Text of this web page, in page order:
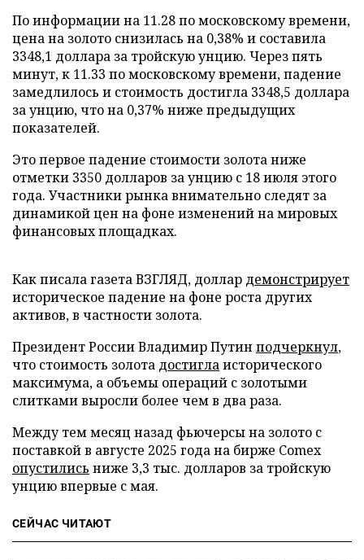
По информации на 11.28 по московскому времени,
цена на золото снизилась на 0,38% и составила
3348,1 доллара за тройскую унцию. Через пять
минут, к 11.33 по московскому времени, падение
замедлилось и стоимость достигла 3348,5 доллара
за унцию, что на 0,37% ниже предыдущих
показателей.
Это первое падение стоимости золота ниже
отметки 3350 долларов за унцию с 18 июля этого
года. Участники рынка внимательно следят за
динамикой цен на фоне изменений на мировых
финансовых площадках.
Как писала газета ВЗГЛЯД, доллар демонстрирует
историческое падение на фоне роста других
активов, в частности золота.
Президент России Владимир Путин подчеркнул,
что стоимость золота достиглаисторического
максимума, а объемы операций с золотыми
слитками выросли более чем в два раза.
Между тем месяц назад фьючерсы на золото с
поставкой в августе 2025 года на бирже Comex
опустились ниже 3,3 тыс. долларов за тройскую
унцию впервые с мая.
СЕЙЧАС ЧИТАЮТ